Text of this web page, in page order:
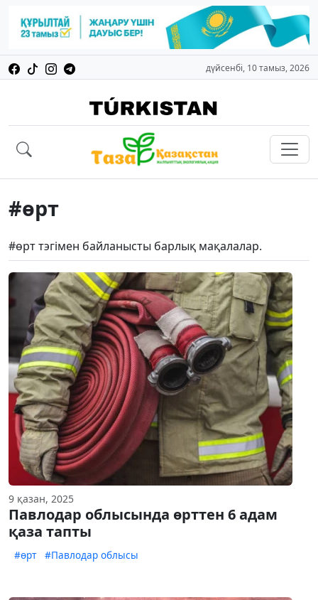
дүйсенбі, 10 тамыз, 2026
#өрт
#өрт тэгімен байланысты барлық мақалалар.
9 қазан, 2025
Павлодар облысында өрттен 6 адам
қаза тапты
#өрт #Павлодар облысы